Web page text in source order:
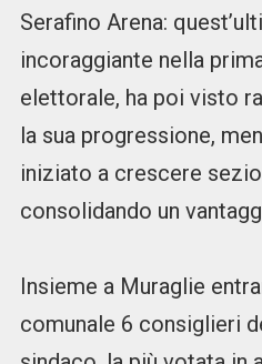
Serafino Arena:
incoraggiante nella
elettorale, ha poi visto
la sua progressione,
iniziato a crescere
consolidando un
Insieme a Muraglie
comunale 6 consiglieri